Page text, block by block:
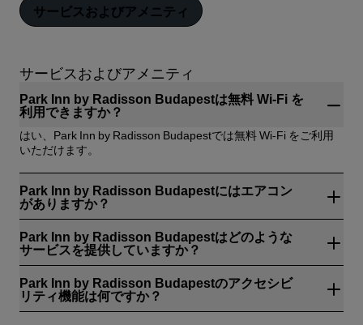
サービスおよびアメニティ
サービスおよびアメニティ
Park Inn by Radisson Budapestは無料 Wi-Fi を
利用できますか？
はい、Park Inn by Radisson Budapestでは無料 Wi-Fi をご利用
いただけます。
Park Inn by Radisson Budapestにはエアコン
がありますか？
Park Inn by Radisson Budapestはどのような
サービスを提供していますか？
Park Inn by Radisson Budapestで利用できるサービスには以下
が含まれます：会議施設, エグゼクティブビジネスラウンジ, 敷
地内のレストラン, 駐車場, EV 充電ステーション, ペットフレン
ドリー, バー, テイクアウト, 無料 Wi-Fi, フィットネスセンター,
Park Inn by Radisson Budapestのアクセシビ
リティ機能は何ですか？